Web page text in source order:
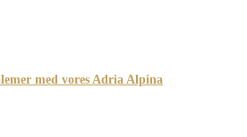
med vores Adria Alpina